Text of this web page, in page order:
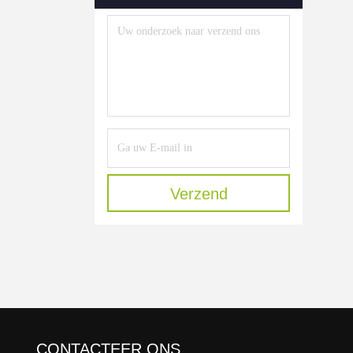
Verzend
CONTACTEER ONS